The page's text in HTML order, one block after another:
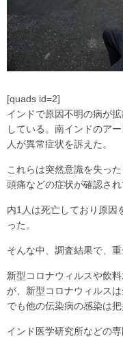
[quads id=2]
インドで原因不明の病が
している。南インドのア
人が異常症状を訴えた。
これらは突然意識を失っ
頭痛などの症状が確認され
内1人は死亡しており原因
った。
そんな中、調査結果で、
新型コロナウィルスや飲
が、新型コロナウィルス
でも他の伝染病の感染は把
インド医学研究所などの